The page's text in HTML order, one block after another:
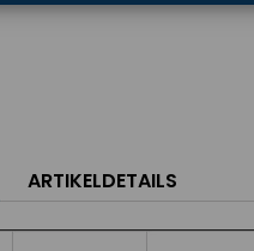
ARTIKELDETAILS